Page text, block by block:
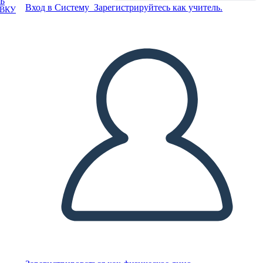
Вход в Систему Зарегистрируйтесь как учитель.